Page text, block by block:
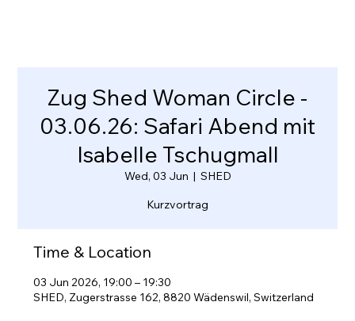
Zug Shed Woman Circle -
03.06.26: Safari Abend mit
Isabelle Tschugmall
Wed, 03 Jun
  |
SHED
Kurzvortrag
Time & Location
03 Jun 2026, 19:00 – 19:30
SHED, Zugerstrasse 162, 8820 Wädenswil, Switzerland